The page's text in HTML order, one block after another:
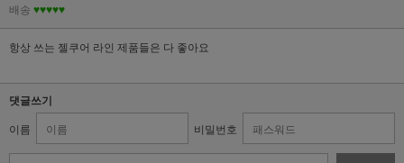
배송 ♥♥♥♥♥
항상 쓰는 젤쿠어 라인 제품들은 다 좋아요
댓글쓰기
이름 비밀번호